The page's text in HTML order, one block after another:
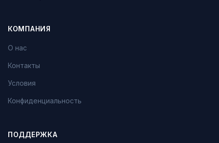
КОМПАНИЯ
О нас
Контакты
Условия
Конфиденциальность
ПОДДЕРЖКА